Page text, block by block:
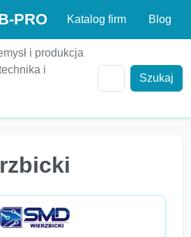
PRO Katalog firm Blog
i produkcja
i
Szukaj